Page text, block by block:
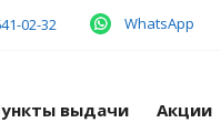
WhatsApp
02-32
выдачи Акции